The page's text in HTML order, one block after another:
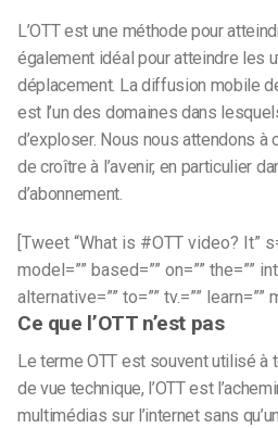
L’OTT est une méthode pour
également idéal pour atteindre les
déplacement. La diffusion mobile
est l’un des domaines dans
d’exploser. Nous nous attendons à
de croître à l’avenir, en particulier
d’abonnement.
[Tweet “What is #OTT video? It”
model=”” based=”” on=”” the=””
alternative=”” to=”” tv.=”” learn=””
Ce que l’OTT n’est pas
Le terme OTT est souvent utilisé à
de vue technique, l’OTT est
multimédias sur l’internet sans